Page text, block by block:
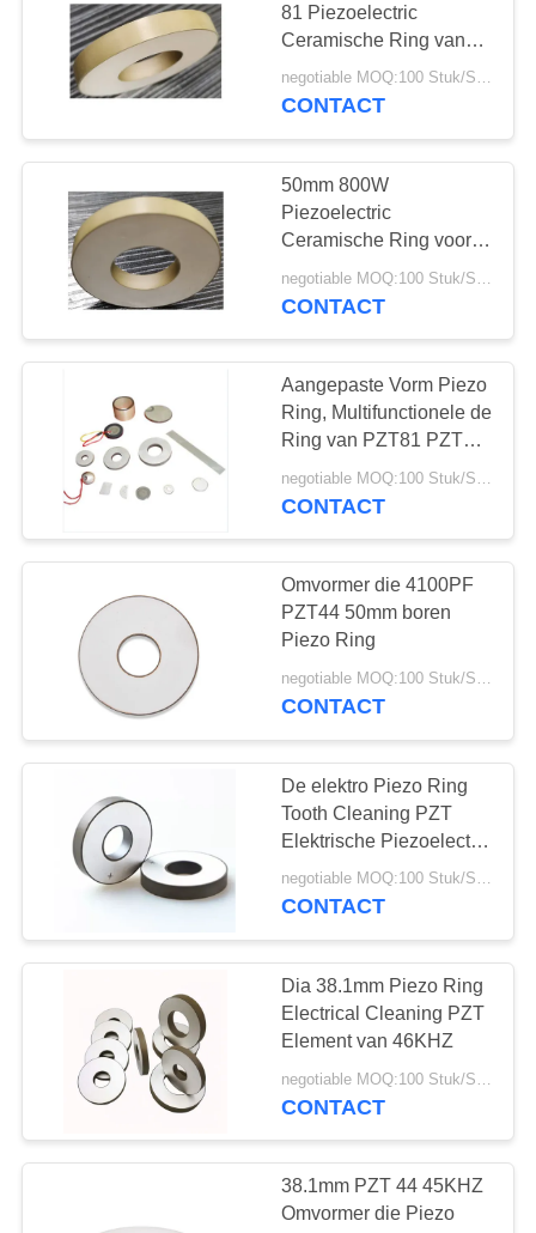
Piezo Ring
Piezoelectric Schijf
Piezoelectric Buis
23
Piezoelectric
Keramiek
22
Ultrasone
Bellensensor
10
81 Piezoelectric
Ceramische Ring van
800W
negotiable MOQ:100 Stuk/Stukken
CONTACT
50mm 800W
Piezoelectric
Ceramische Ring voor
Ultrasone
Masker/Boringsmachine
CONTACT
Aangepaste Vorm Piezo
Ring, Multifunctionele de
Ring van PZT81 PZT44
Piezoceramic
negotiable MOQ:100 Stuk/Stukken
CONTACT
Omvormer die 4100PF
PZT44 50mm boren
Piezo Ring
negotiable MOQ:100 Stuk/Stukken
CONTACT
De elektro Piezo Ring
Tooth Cleaning PZT
Elektrische Piezoelectric
Ceramische Ring van
45KHZ
negotiable MOQ:100 Stuk/Stukken
CONTACT
Dia 38.1mm Piezo Ring
Electrical Cleaning PZT
Element van 46KHZ
CONTACT
38.1mm PZT 44 45KHZ
Omvormer die Piezo